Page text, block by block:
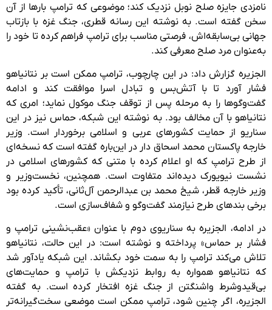
نامزدی جایزه صلح نوبل نزدیک کند؛ موضوعی که ترامپ بارها از آن
سخن گفته است. به نوشته این رسانه قطری، جنگ غزه با بازتاب
جهانی بی‌سابقه‌اش، فرصتی مناسب برای ترامپ فراهم کرده تا خود را
به‌عنوان مرد صلح معرفی کند.
الجزیره گزارش داد: در این چارچوب، ترامپ ممکن است بر نتانیاهو
فشار آورد تا با آتش‌بس و تبادل اسرا موافقت کند و ادامه
گفت‌وگوها را به مرحله پس از توقف جنگ موکول نماید؛ امری که
نتانیاهو با آن مخالف بود. به نوشته این شبکه، حماس نیز در این
سناریو از حمایت کشورهای عربی و اسلامی برخوردار است. وزیر
خارجه پاکستان محمد اسحاق دار در این‌باره گفته است که نسخه‌ای
از طرح ترامپ که او اعلام کرده با متنی که کشورهای اسلامی در
نشست نیویورک دیده‌اند متفاوت است. همچنین، نخست‌وزیر و
وزیر خارجه قطر، شیخ محمد بن عبدالرحمن آل‌ثانی، تأکید کرده بود
برخی بندهای طرح نیازمند گفت‌وگو و شفاف‌سازی است.
در ادامه، الجزیره به سناریوی دوم با عنوان «عقب‌نشینی ترامپ و
فشار بر حماس» پرداخته و نوشته است: در این حالت، نتانیاهو
تلاش می‌کند ترامپ را به سمت خود بکشاند. این شبکه یادآور شد
که نتانیاهو همواره به روابط نزدیکش با ترامپ و حمایت‌های
بی‌قیدوشرط واشنگتن از جنگ غزه افتخار کرده است. به گفته
الجزیره، اگر چنین شود، ترامپ ممکن است موضعی سخت‌گیرانه‌تر